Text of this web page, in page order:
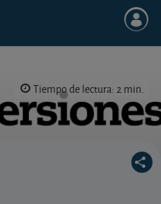
Tiempo de lectura: 2 min.